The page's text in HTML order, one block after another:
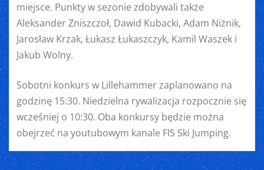
miejsce. Punkty w sezonie zdobywali także
Aleksander Zniszczoł, Dawid Kubacki, Adam Niżnik,
Jarosław Krzak, Łukasz Łukaszczyk, Kamil Waszek i
Jakub Wolny.
Sobotni konkurs w Lillehammer zaplanowano na
godzinę 15:30. Niedzielna rywalizacja rozpocznie się
wcześniej o 10:30. Oba konkursy będzie można
obejrzeć na youtubowym kanale FIS Ski Jumping.